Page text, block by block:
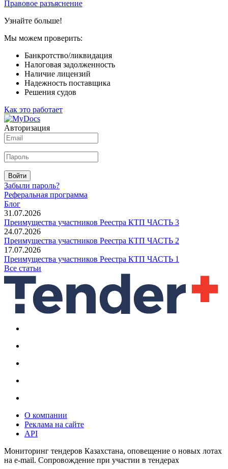
Правовое разъяснение
Узнайте больше!
Мы можем проверить:
Банкротство/ликвидация
Налоговая задолженность
Наличие лицензий
Надежность поставщика
Решения судов
Как это работает
Авторизация
Войти
Забыли пароль?
Реферальная программа
Блог
31.07.2026
Преимущества участников Реестра КТП ЧАСТЬ 3
24.07.2026
Преимущества участников Реестра КТП ЧАСТЬ 2
17.07.2026
Преимущества участников Реестра КТП ЧАСТЬ 1
Все статьи
О компании
Реклама на сайте
API
Мониторинг тендеров Казахстана, оповещение о новых лотах
на e-mail. Сопровождение при участии в тендерах